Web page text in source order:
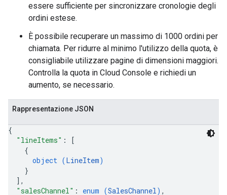
essere sufficiente per sincronizzare cronologie degli
ordini estese.
È possibile recuperare un massimo di 1000 ordini per
chiamata. Per ridurre al minimo l'utilizzo della quota, è
consigliabile utilizzare pagine di dimensioni maggiori.
Controlla la quota in Cloud Console e richiedi un
aumento, se necessario.
Rappresentazione JSON
{
"lineItems" :
[
{
object (LineItem)
}
] ,
"salesChannel" : enum (SalesChannel) ,